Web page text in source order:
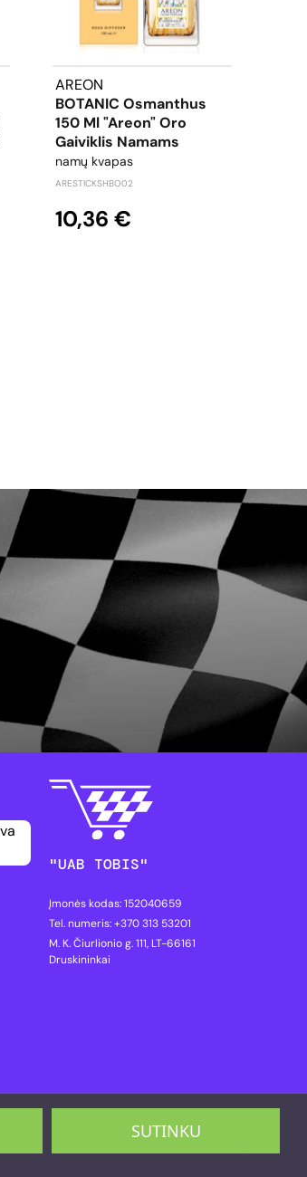
AREON
BOTANIC Osmanthus
150 Ml "Areon" Oro
Gaiviklis Namams
namų kvapas
ARESTICKSHBO02
10,36 €
SUTINKU
"UAB TOBIS"
Įmonės kodas: 152040659
Tel. numeris: +370 313 53201
M. K. Čiurlionio g. 111, LT-66161
Druskininkai